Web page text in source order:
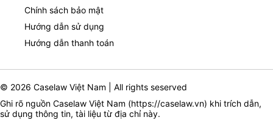
Chính sách bảo mật
Hướng dẫn sử dụng
Hướng dẫn thanh toán
© 2026 Caselaw Việt Nam | All rights seserved
Ghi rõ nguồn Caselaw Việt Nam (https://caselaw.vn) khi trích dẫn,
sử dụng thông tin, tài liệu từ địa chỉ này.